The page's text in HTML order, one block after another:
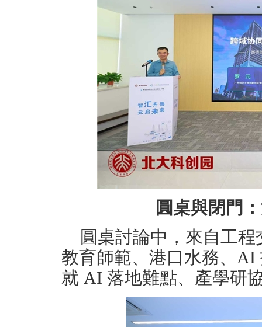
圓桌與閉門
圓桌討論中，來自工
教育師範、港口水務、
就 AI 落地難點、產學研